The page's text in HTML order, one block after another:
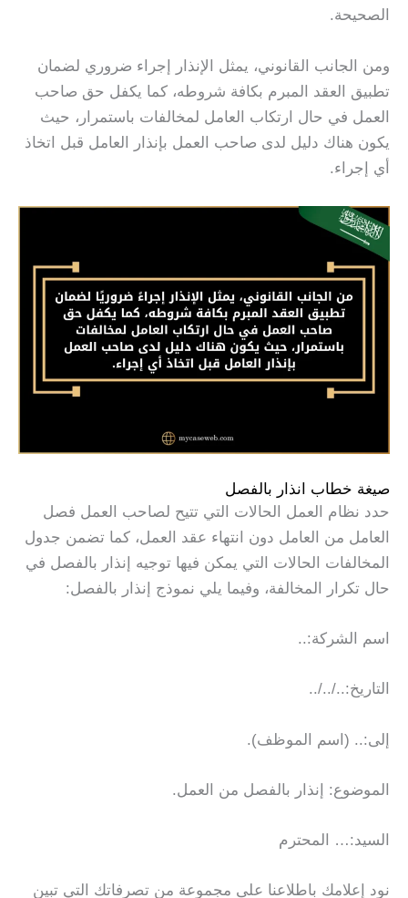
الصحيحة.
ومن الجانب القانوني، يمثل الإنذار إجراء ضروري لضمان
تطبيق العقد المبرم بكافة شروطه، كما يكفل حق صاحب
العمل في حال ارتكاب العامل لمخالفات باستمرار، حيث
يكون هناك دليل لدى صاحب العمل بإنذار العامل قبل اتخاذ
أي إجراء.
صيغة خطاب انذار بالفصل
حدد نظام العمل الحالات التي تتيح لصاحب العمل فصل
العامل من العامل دون انتهاء عقد العمل، كما تضمن جدول
المخالفات الحالات التي يمكن فيها توجيه إنذار بالفصل في
حال تكرار المخالفة، وفيما يلي نموذج إنذار بالفصل:
اسم الشركة:..
التاريخ:../../..
إلى:.. (اسم الموظف).
الموضوع: إنذار بالفصل من العمل.
السيد:… المحترم
نود إعلامك باطلاعنا على مجموعة من تصرفاتك التي تبين